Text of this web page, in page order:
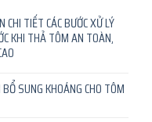
CHI TIẾT CÁC BƯỚC XỬ LÝ
KHI THẢ TÔM AN TOÀN,
SUNG KHOÁNG CHO TÔM